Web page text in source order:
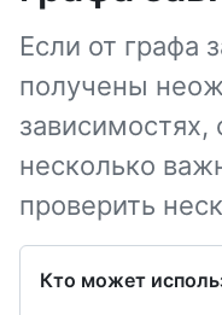
Если от графа
получены
зависимостях,
несколько
проверить
Кто может